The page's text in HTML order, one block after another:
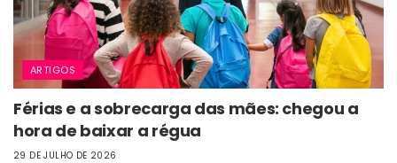
ARTIGOS
Férias e a sobrecarga das mães: chegou a
hora de baixar a régua
29 DE JULHO DE 2026